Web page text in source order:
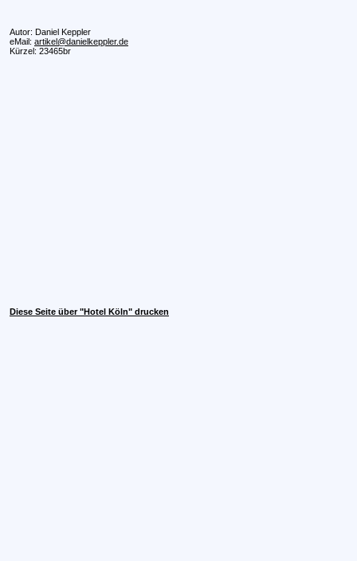
Autor: Daniel Keppler
eMail: artikel@danielkeppler.de
Kürzel: 23465br
Diese Seite über "Hotel Köln" drucken